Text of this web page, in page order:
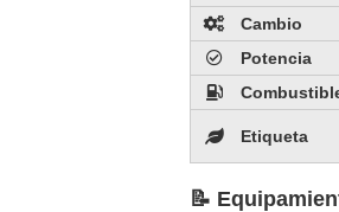
Cambio
Potencia
Etiqueta
📝